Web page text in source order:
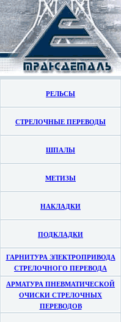
РЕЛЬСЫ
СТРЕЛОЧНЫЕ ПЕРЕВОДЫ
ШПАЛЫ
МЕТИЗЫ
НАКЛАДКИ
ПОДКЛАДКИ
ГАРНИТУРА ЭЛЕКТРОПРИВОДА
СТРЕЛОЧНОГО ПЕРЕВОДА
АРМАТУРА ПНЕВМАТИЧЕСКОЙ
ОЧИСКИ СТРЕЛОЧНЫХ
ПЕРЕВОДОВ